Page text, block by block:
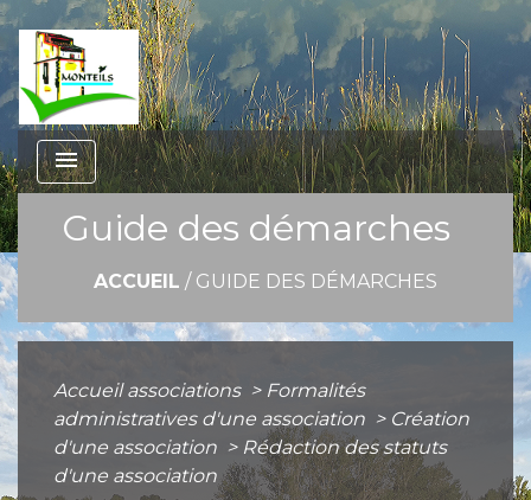
menu
Guide des démarches
ACCUEIL / GUIDE DES DÉMARCHES
Accueil associations > Formalités
administratives d'une association > Création
d'une association > Rédaction des statuts
d'une association